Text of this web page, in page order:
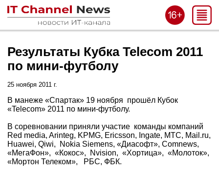
Результаты Кубка Telecom 2011
по мини-футболу
25 ноября 2011 г.
В манеже «Спартак» 19 ноября прошёл Кубок
«Telecom» 2011 по мини-футболу.
В соревновании приняли участие команды компаний
Red media, Arinteg, KPMG, Ericsson, Ingate, МТС, Mail.ru,
Huawei, Qiwi, Nokia Siemens, «Диасофт», Comnews,
«МегаФон», «Кокос», Nvision, «Хортица», «Молоток»,
«Мортон Телеком», РБС, ФБК.